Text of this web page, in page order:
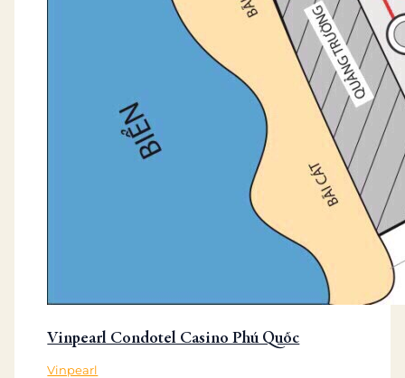
Vinpearl Condotel Casino Phú Quốc
Vinpearl